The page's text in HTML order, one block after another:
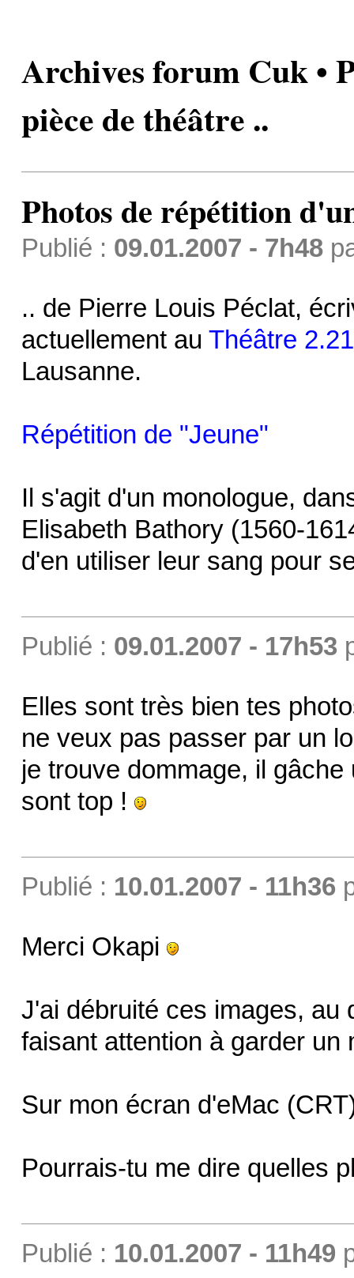
Archives forum Cuk •
pièce de théâtre ..
Photos de répétition
Publié : 09.01.2007 - 7h48
.. de Pierre Louis Péclat,
actuellement au Théâtre 2.21
Lausanne.
Répétition de "Jeune"
Il s'agit d'un monologue,
Elisabeth Bathory (1560-
d'en utiliser leur sang pour
Publié : 09.01.2007 - 17h53
Elles sont très bien tes
ne veux pas passer par un
je trouve dommage, il
sont top !
Publié : 10.01.2007 - 11h36
Merci Okapi
J'ai débruité ces images, au
faisant attention à garder un
Sur mon écran d'eMac
Pourrais-tu me dire quelles
Publié : 10.01.2007 - 11h49